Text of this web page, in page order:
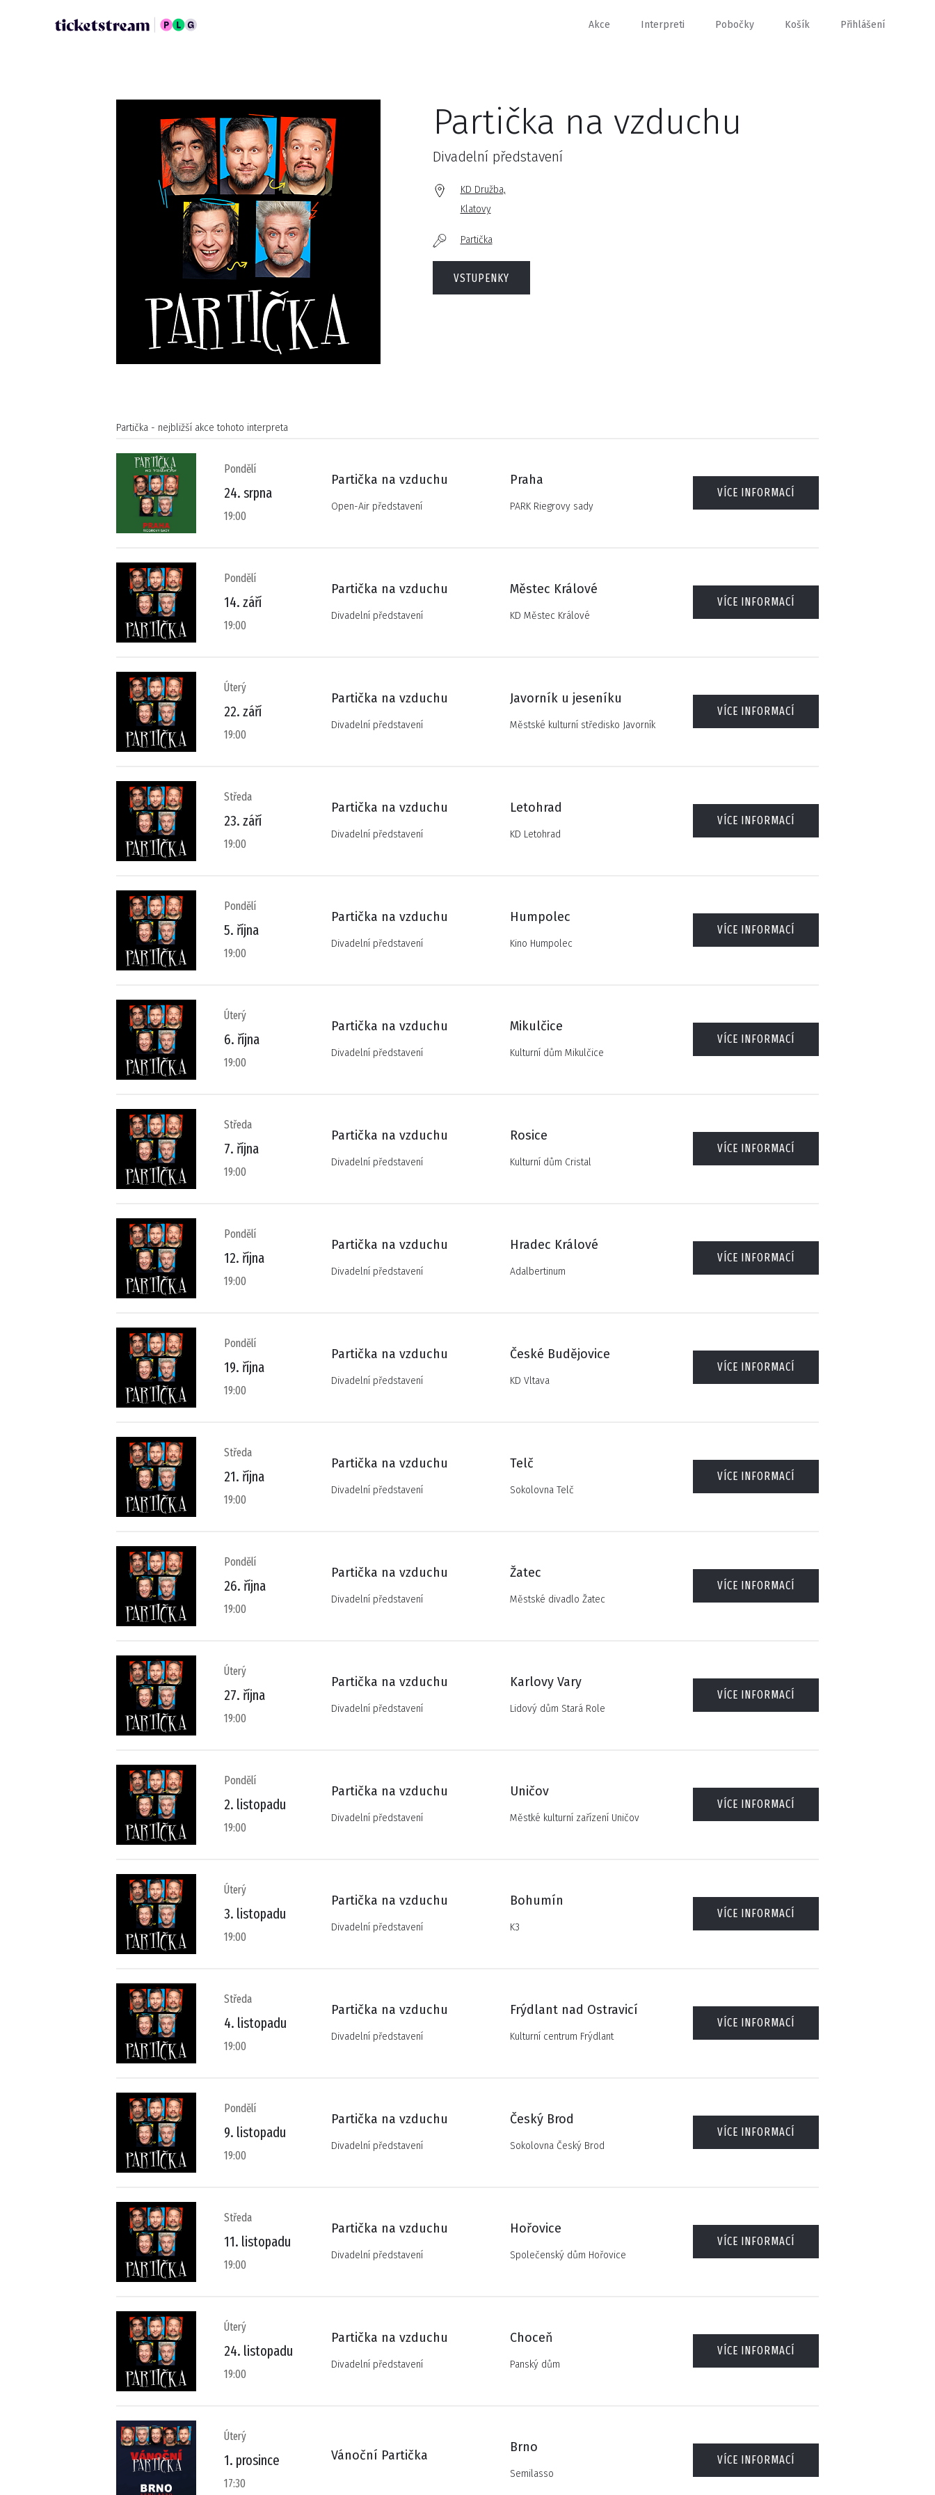
Akce Interpreti Pobočky Košík Přihlášení
Partička na vzduchu
Divadelní představení
KD Družba,
Klatovy
Partička
VSTUPENKY
Partička - nejbližší akce tohoto interpreta
Pondělí
24. srpna
19:00
Partička na vzduchu
Open-Air představení
Praha
PARK Riegrovy sady
VÍCE INFORMACÍ
Pondělí
14. září
19:00
Partička na vzduchu
Divadelní představení
Městec Králové
KD Městec Králové
VÍCE INFORMACÍ
Úterý
22. září
19:00
Partička na vzduchu
Divadelní představení
Javorník u jeseníku
Městské kulturní středisko Javorník
VÍCE INFORMACÍ
Středa
23. září
19:00
Partička na vzduchu
Divadelní představení
Letohrad
KD Letohrad
VÍCE INFORMACÍ
Pondělí
5. října
19:00
Partička na vzduchu
Divadelní představení
Humpolec
Kino Humpolec
VÍCE INFORMACÍ
Úterý
6. října
19:00
Partička na vzduchu
Divadelní představení
Mikulčice
Kulturní dům Mikulčice
VÍCE INFORMACÍ
Středa
7. října
19:00
Partička na vzduchu
Divadelní představení
Rosice
Kulturní dům Cristal
VÍCE INFORMACÍ
Pondělí
12. října
19:00
Partička na vzduchu
Divadelní představení
Hradec Králové
Adalbertinum
VÍCE INFORMACÍ
Pondělí
19. října
19:00
Partička na vzduchu
Divadelní představení
České Budějovice
KD Vltava
VÍCE INFORMACÍ
Středa
21. října
19:00
Partička na vzduchu
Divadelní představení
Telč
Sokolovna Telč
VÍCE INFORMACÍ
Pondělí
26. října
19:00
Partička na vzduchu
Divadelní představení
Žatec
Městské divadlo Žatec
VÍCE INFORMACÍ
Úterý
27. října
19:00
Partička na vzduchu
Divadelní představení
Karlovy Vary
Lidový dům Stará Role
VÍCE INFORMACÍ
Pondělí
2. listopadu
19:00
Partička na vzduchu
Divadelní představení
Uničov
Městké kulturní zařízení Uničov
VÍCE INFORMACÍ
Úterý
3. listopadu
19:00
Partička na vzduchu
Divadelní představení
Bohumín
K3
VÍCE INFORMACÍ
Středa
4. listopadu
19:00
Partička na vzduchu
Divadelní představení
Frýdlant nad Ostravicí
Kulturní centrum Frýdlant
VÍCE INFORMACÍ
Pondělí
9. listopadu
19:00
Partička na vzduchu
Divadelní představení
Český Brod
Sokolovna Český Brod
VÍCE INFORMACÍ
Středa
11. listopadu
19:00
Partička na vzduchu
Divadelní představení
Hořovice
Společenský dům Hořovice
VÍCE INFORMACÍ
Úterý
24. listopadu
19:00
Partička na vzduchu
Divadelní představení
Choceň
Panský dům
VÍCE INFORMACÍ
Úterý
1. prosince
17:30
Vánoční Partička
Brno
Semilasso
VÍCE INFORMACÍ